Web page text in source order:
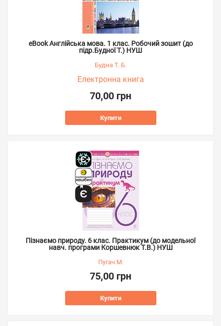
eBook Англійська мова. 1 клас. Робочий зошит (до
підр.Будної Т.) НУШ
Будна Т. Б.
Електронна книга
70,00 грн
Купити
Пізнаємо природу. 6 клас. Практикум (до модельної
навч. програми Коршевнюк Т.В.) НУШ
Пугач М.
75,00 грн
Купити